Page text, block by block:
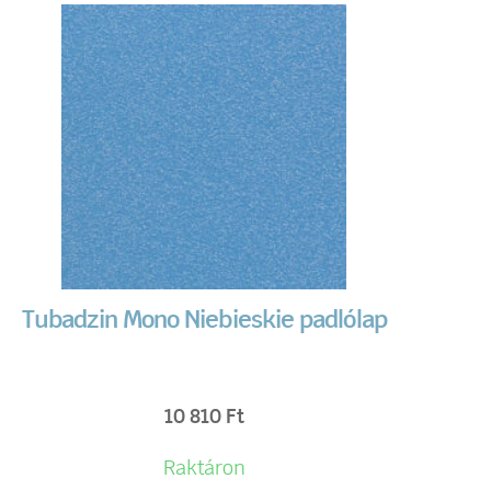
Tubadzin Mono Niebieskie padlólap
10 810 Ft
Raktáron